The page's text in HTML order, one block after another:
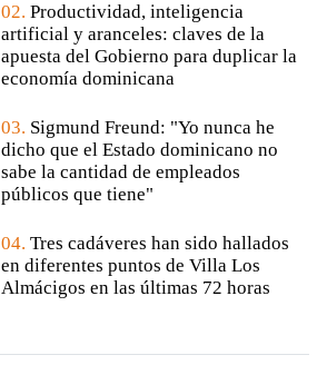
02. Productividad, inteligencia
artificial y aranceles: claves de la
apuesta del Gobierno para duplicar la
economía dominicana
03. Sigmund Freund: "Yo nunca he
dicho que el Estado dominicano no
sabe la cantidad de empleados
públicos que tiene"
04. Tres cadáveres han sido hallados
en diferentes puntos de Villa Los
Almácigos en las últimas 72 horas